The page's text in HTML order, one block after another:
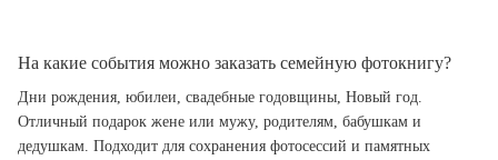
На какие события можно заказать семейную фотокнигу?
Дни рождения, юбилеи, свадебные годовщины, Новый год.
Отличный подарок жене или мужу, родителям, бабушкам и
дедушкам. Подходит для сохранения фотосессий и памятных